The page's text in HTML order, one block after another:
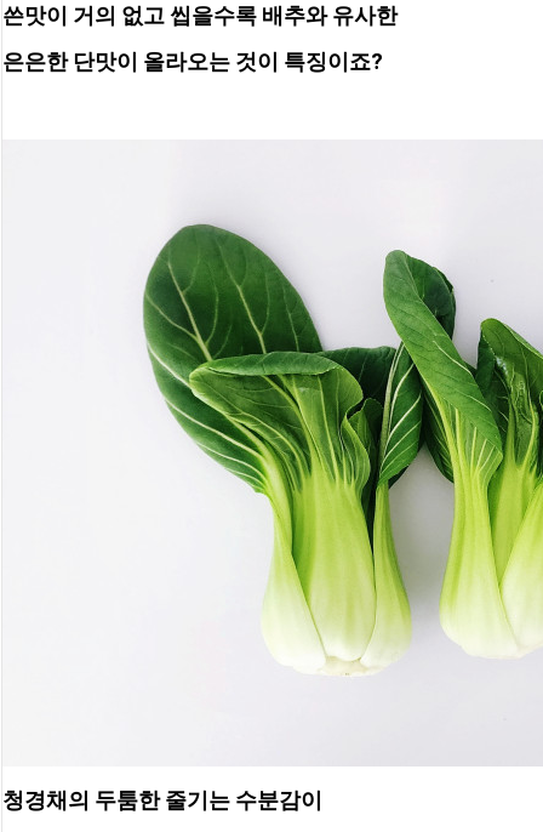
쓴맛이 거의 없고 씹을수록 배추와 유사한
은은한 단맛이 올라오는 것이 특징이죠?
청경채의 두툼한 줄기는 수분감이